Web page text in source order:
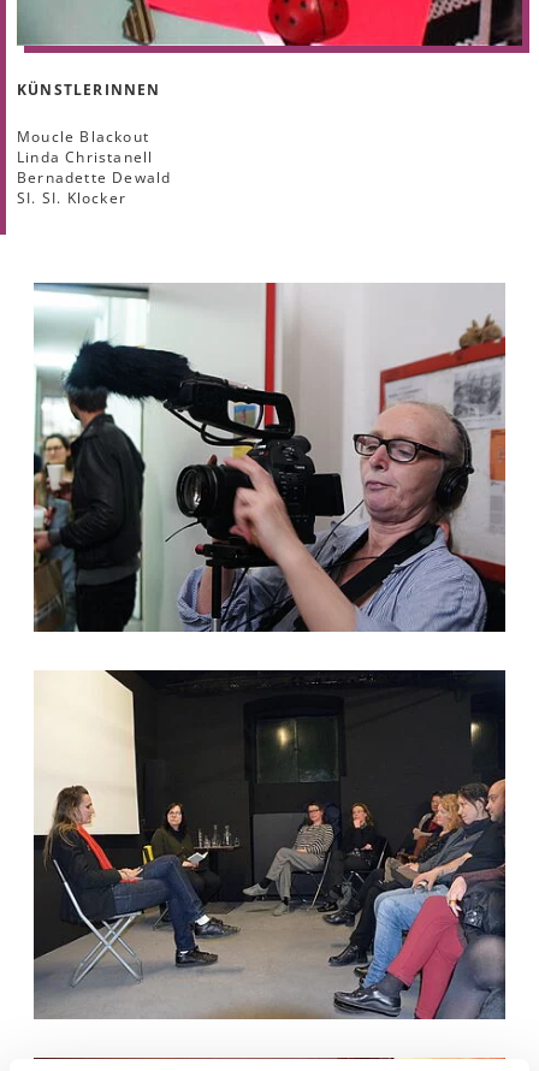
KÜNSTLERINNEN
Moucle Blackout
Linda Christanell
Bernadette Dewald
SI. SI. Klocker